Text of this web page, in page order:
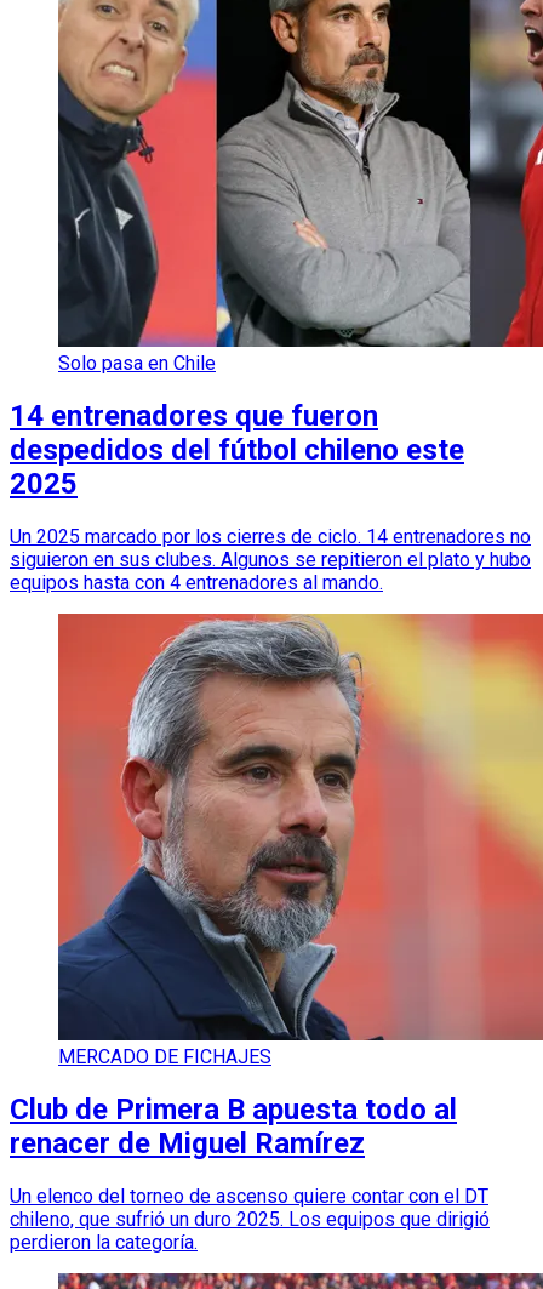
Solo pasa en Chile
14 entrenadores que fueron
despedidos del fútbol chileno este
2025
Un 2025 marcado por los cierres de ciclo. 14 entrenadores no
siguieron en sus clubes. Algunos se repitieron el plato y hubo
equipos hasta con 4 entrenadores al mando.
MERCADO DE FICHAJES
Club de Primera B apuesta todo al
renacer de Miguel Ramírez
Un elenco del torneo de ascenso quiere contar con el DT
chileno, que sufrió un duro 2025. Los equipos que dirigió
perdieron la categoría.